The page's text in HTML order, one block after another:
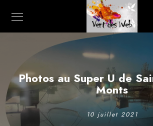
Photos au Super U de
Monts
10 juillet 2021